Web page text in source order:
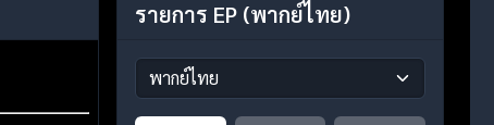
รายการ EP (พากย์ไทย)